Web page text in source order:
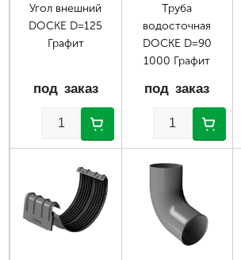
Угол внешний
DOCKE D=125
Графит
под заказ
Труба
водосточная
DOCKE D=90
1000 Графит
под заказ